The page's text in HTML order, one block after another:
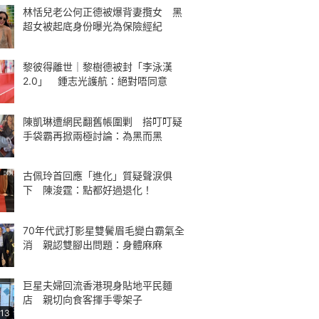
林恬兒老公何正德被爆背妻攬女 黑
超女被起底身份曝光為保險經紀
黎彼得離世｜黎樹德被封「李泳漢
2.0」 鍾志光護航：絕對唔同意
陳凱琳遭網民翻舊帳圍剿 搭叮叮疑
手袋霸再掀兩極討論：為黑而黑
古佩玲首回應「進化」質疑聲淚俱
下 陳浚霆：點都好過退化！
70年代武打影星雙鬢眉毛變白霸氣全
消 親認雙腳出問題：身體麻麻
巨星夫婦回流香港現身貼地平民麵
店 親切向食客揮手零架子